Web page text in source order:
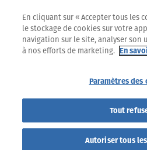
Trouvez le job
Trouvez le job
convient !
En cliquant sur « Accepter tous les
le stockage de cookies sur votre
navigation sur le site, analyser
à nos efforts de marketing. En
Paramètres des
Tout
Autoriser tous